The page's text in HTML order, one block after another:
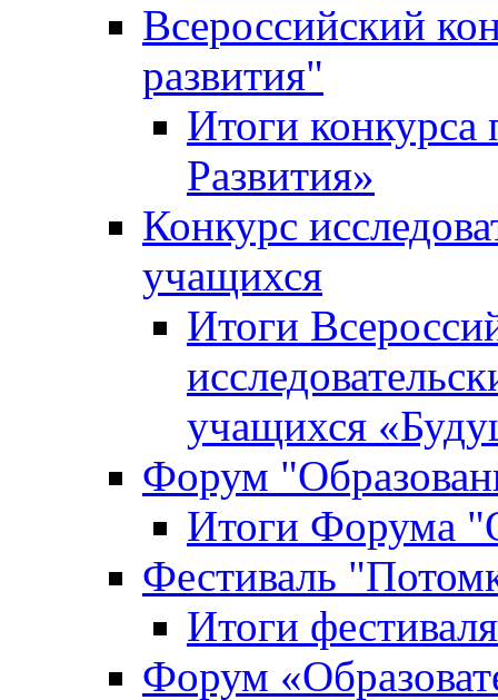
Всероссийский
развития"
Итоги конкурса
Развития»
Конкурс
учащихся
Итоги
учащихся
Форум
Итоги Форума
Фестиваль
Итоги
Форум